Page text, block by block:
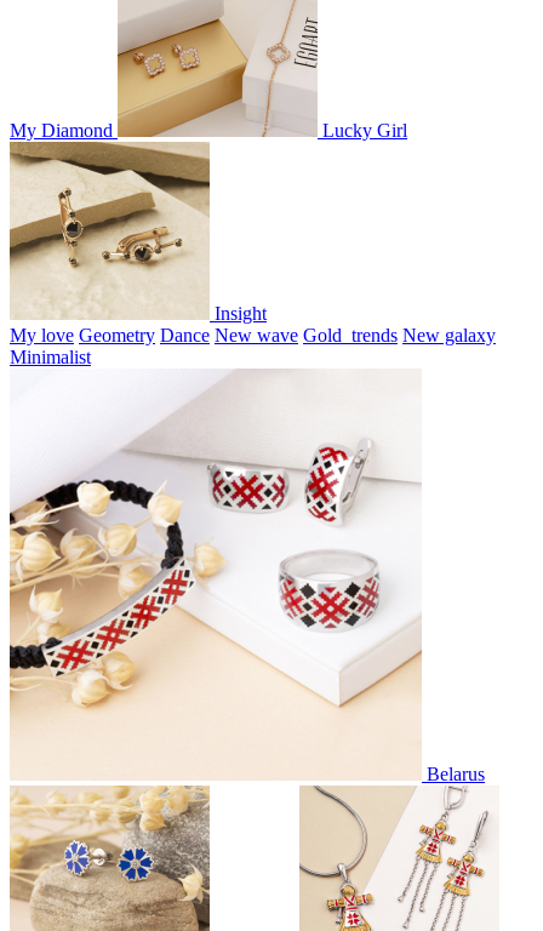
My Diamond Lucky Girl
Insight
My love Geometry Dance New wave Gold_trends New galaxy
Minimalist
Belarus